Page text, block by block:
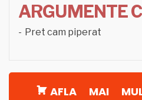
ARGUMENTE
Pret cam piperat
AFLA MAI